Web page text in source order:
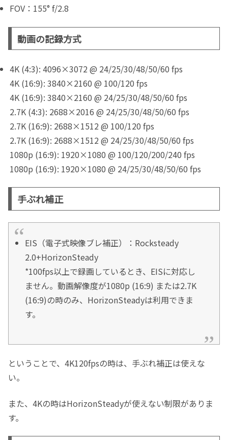
FOV：155° f/2.8
動画の記録方式
4K (4:3): 4096×3072 @ 24/25/30/48/50/60 fps
4K (16:9): 3840×2160 @ 100/120 fps
4K (16:9): 3840×2160 @ 24/25/30/48/50/60 fps
2.7K (4:3): 2688×2016 @ 24/25/30/48/50/60 fps
2.7K (16:9): 2688×1512 @ 100/120 fps
2.7K (16:9): 2688×1512 @ 24/25/30/48/50/60 fps
1080p (16:9): 1920×1080 @ 100/120/200/240 fps
1080p (16:9): 1920×1080 @ 24/25/30/48/50/60 fps
手ぶれ補正
EIS（電子式映像ブレ補正）：Rocksteady
2.0+HorizonSteady
*100fps以上で録画しているとき、EISに対応し
ません。動画解像度が1080p (16:9) または2.7K
(16:9)の時のみ、HorizonSteadyは利用できま
す。
ということで、4K120fpsの時は、手ぶれ補正は使えな
い。
また、4Kの時はHorizonSteadyが使えない制限がありま
す。